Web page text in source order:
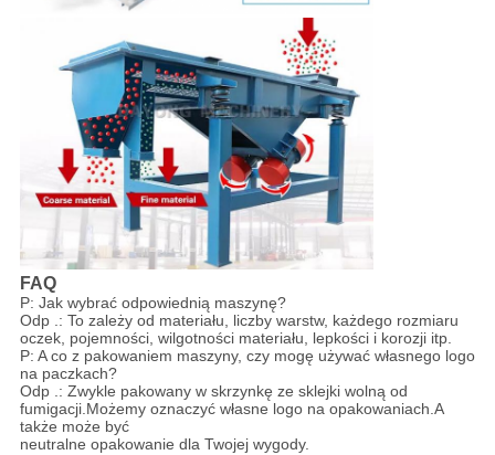
FAQ
P: Jak wybrać odpowiednią maszynę?
Odp .: To zależy od materiału, liczby warstw, każdego rozmiaru
oczek, pojemności, wilgotności materiału, lepkości i korozji itp.
P: A co z pakowaniem maszyny, czy mogę używać własnego logo
na paczkach?
Odp .: Zwykle pakowany w skrzynkę ze sklejki wolną od
fumigacji.Możemy oznaczyć własne logo na opakowaniach.A
także może być
neutralne opakowanie dla Twojej wygody.